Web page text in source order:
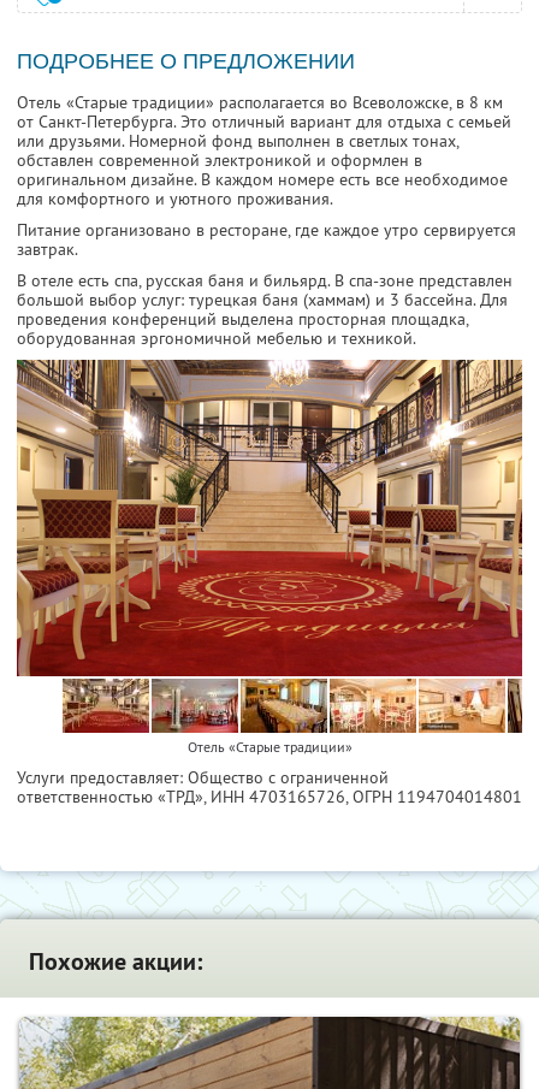
ПОДРОБНЕЕ О ПРЕДЛОЖЕНИИ
Отель «Старые традиции» располагается во Всеволожске, в 8 км
от Санкт-Петербурга. Это отличный вариант для отдыха с семьей
или друзьями. Номерной фонд выполнен в светлых тонах,
обставлен современной электроникой и оформлен в
оригинальном дизайне. В каждом номере есть все необходимое
для комфортного и уютного проживания.
Питание организовано в ресторане, где каждое утро сервируется
завтрак.
В отеле есть спа, русская баня и бильярд. В спа-зоне представлен
большой выбор услуг: турецкая баня (хаммам) и 3 бассейна. Для
проведения конференций выделена просторная площадка,
оборудованная эргономичной мебелью и техникой.
Отель «Старые традиции»
Услуги предоставляет: Общество с ограниченной
ответственностью «ТРД», ИНН 4703165726, ОГРН 1194704014801
Похожие акции: